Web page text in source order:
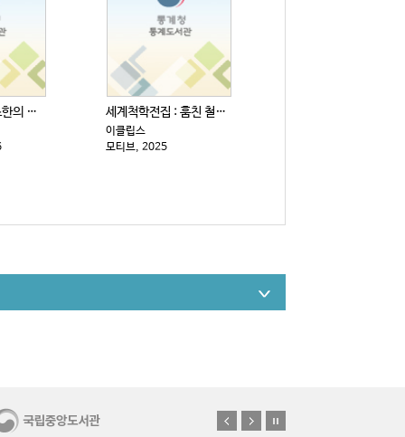
인생을 위한 최소한의 생각 세계척학전집 : 훔친 철학 편
이클립스
모티브, 2025